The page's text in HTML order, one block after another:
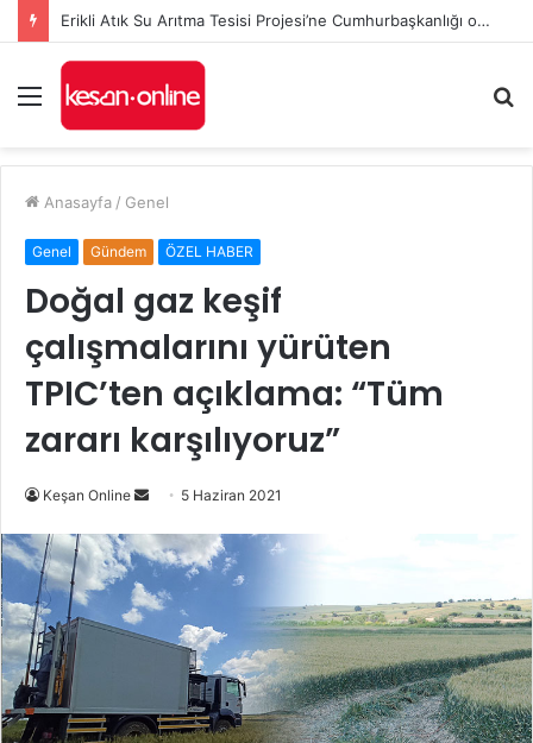
Erikli Atık Su Arıtma Tesisi Projesi’ne Cumhurbaşkanlığı onayı
Menü
...
Anasayfa / Genel
Genel Gündem ÖZEL HABER
Doğal gaz keşif
çalışmalarını yürüten
TPIC’ten açıklama: “Tüm
zararı karşılıyoruz”
Keşan Online
Bir
posta
göndermek
5 Haziran 2021